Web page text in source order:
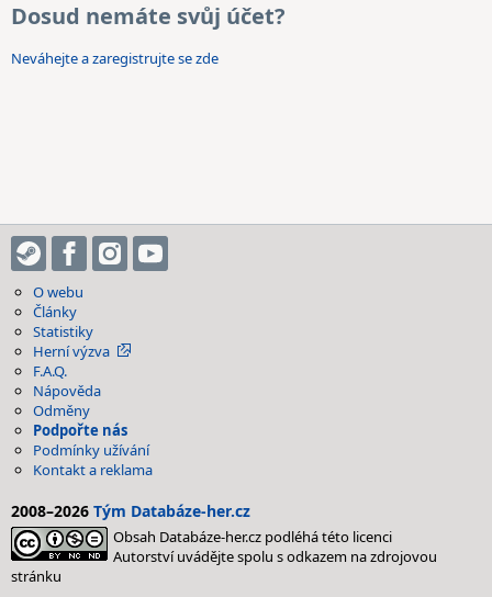
Dosud nemáte svůj účet?
Neváhejte a zaregistrujte se zde
O webu
Články
Statistiky
Herní výzva
F.A.Q.
Nápověda
Odměny
Podpořte nás
Podmínky užívání
Kontakt a reklama
2008–2026 Tým Databáze-her.cz
Obsah Databáze-her.cz podléhá této licenci
Autorství uvádějte spolu s odkazem na zdrojovou
stránku